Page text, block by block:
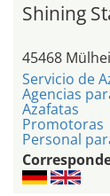
Shining
45468
Servicio de
Agencias
Azafatas
Promotoras
Personal